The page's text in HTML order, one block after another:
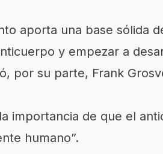
aporta una base sólida
y empezar a
por su parte, Frank
importancia de que el
humano”.